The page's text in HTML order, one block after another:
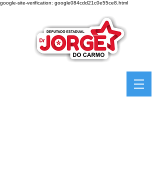
google-site-verification: google084cdd21c0e55ce8.html